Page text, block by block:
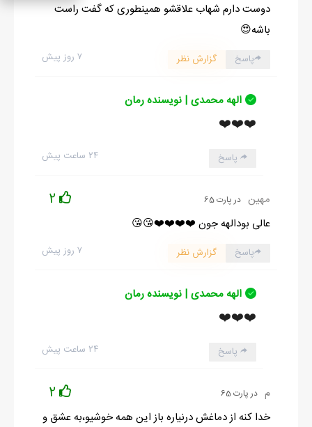
دوست دارم شهاب علاقشو همینطوری که گفت راست
باشه😍
۷ روز پیش پاسخ گزارش نظر
الهه محمدی | نویسنده رمان
❤️❤️❤️
۲۴ ساعت پیش پاسخ
مهین در پارت 65 2
عالی بودالهه جون ❤️❤️❤️❤️😘😘
۷ روز پیش پاسخ گزارش نظر
الهه محمدی | نویسنده رمان
❤️❤️❤️
۲۴ ساعت پیش پاسخ
م در پارت 65 2
خدا کنه از دماغش درنیاره باز این همه خوشیو،به عشق و